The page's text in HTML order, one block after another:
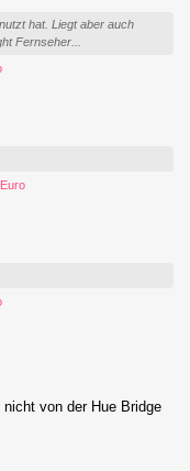
hat. Liegt aber auch
Fernseher...
von der Hue Bridge